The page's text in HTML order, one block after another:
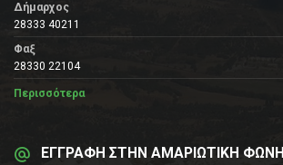
Δήμαρχος
28333 40211
Φαξ
28330 22104
Περισσότερα
ΕΓΓΡΑΦΗ ΣΤΗΝ ΑΜΑΡΙΩΤΙΚΗ ΦΩΝΗ